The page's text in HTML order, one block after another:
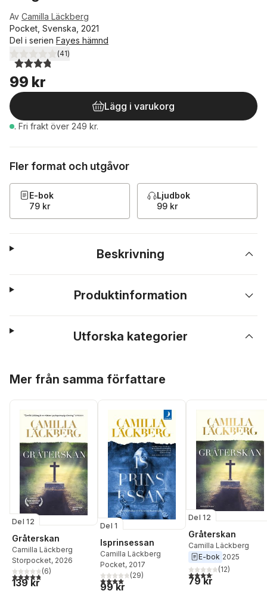
Av Camilla Läckberg
Pocket, Svenska, 2021
Del i serien Fayes hämnd
3,8utav 5 stjärnor. Totalt antal röster:
(41)
99 kr
Lägg i varukorg
. Fri frakt över 249 kr.
Fler format och utgåvor
E-bok
79 kr
Ljudbok
99 kr
Beskrivning
Produktinformation
Utforska kategorier
Mer från samma författare
Del 12
Gråterskan
Camilla Läckberg
Storpocket, 2026
4,8utav 5 stjärnor. Totalt antal röster:
(6)
139 kr
Del 1
Isprinsessan
Camilla Läckberg
Pocket, 2017
4,0utav 5 stjärnor. Totalt antal röster:
(29)
99 kr
Del 12
Gråterskan
Camilla Läckberg
E-bok 2025
4,1utav 5 stjärnor.
(12)
79 kr